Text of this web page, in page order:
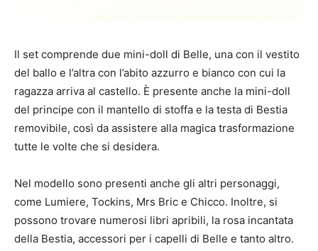
Il set comprende due mini-doll di Belle, una con il vestito
del ballo e l’altra con l’abito azzurro e bianco con cui la
ragazza arriva al castello. È presente anche la mini-doll
del principe con il mantello di stoffa e la testa di Bestia
removibile, così da assistere alla magica trasformazione
tutte le volte che si desidera.
Nel modello sono presenti anche gli altri personaggi,
come Lumiere, Tockins, Mrs Bric e Chicco. Inoltre, si
possono trovare numerosi libri apribili, la rosa incantata
della Bestia, accessori per i capelli di Belle e tanto altro.